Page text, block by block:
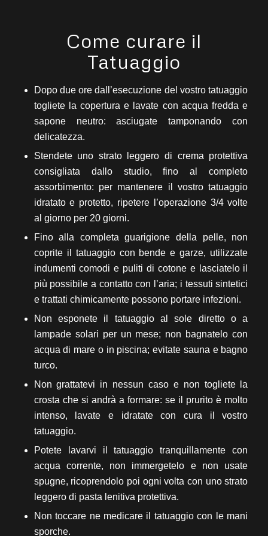
Come curare il
Tatuaggio
Dopo due ore dall’esecuzione del vostro tatuaggio
togliete la copertura e lavate con acqua fredda e
sapone neutro: asciugate tamponando con
delicatezza.
Stendete uno strato leggero di crema protettiva
consigliata dallo studio, fino al completo
assorbimento: per mantenere il vostro tatuaggio
idratato e protetto, ripetere l’operazione 3/4 volte
al giorno per 20 giorni.
Fino alla completa guarigione della pelle, non
coprite il tatuaggio con bende e garze, utilizzate
indumenti comodi e puliti di cotone e lasciatelo il
più possibile a contatto con l’aria; i tessuti sintetici
e trattati chimicamente possono portare infezioni.
Non esponete il tatuaggio al sole diretto o a
lampade solari per un mese; non bagnatelo con
acqua di mare o in piscina; evitate sauna e bagno
turco.
Non grattatevi in nessun caso e non togliete la
crosta che si andrà a formare: se il prurito è molto
intenso, lavate e idratate con cura il vostro
tatuaggio.
Potete lavarvi il tatuaggio tranquillamente con
acqua corrente, non immergetelo e non usate
spugne, ricoprendolo poi ogni volta con uno strato
leggero di pasta lenitiva protettiva.
Non toccare ne medicare il tatuaggio con le mani
sporche.